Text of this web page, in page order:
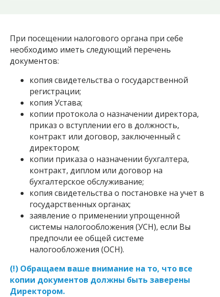
При посещении налогового органа при себе
необходимо иметь следующий перечень
документов:
копия свидетельства о государственной
регистрации;
копия Устава;
копии протокола о назначении директора,
приказ о вступлении его в должность,
контракт или договор, заключенный с
директором;
копии приказа о назначении бухгалтера,
контракт, диплом или договор на
бухгалтерское обслуживание;
копия свидетельства о постановке на учет в
государственных органах;
заявление о применении упрощенной
системы налогообложения (УСН), если Вы
предпочли ее общей системе
налогообложения (ОСН).
(!) Обращаем ваше внимание на то, что все
копии документов должны быть заверены
Директором.